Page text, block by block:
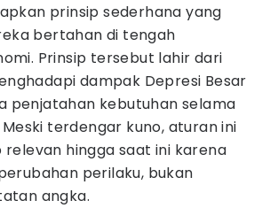
prinsip sederhana yang
bertahan di tengah
Prinsip tersebut lahir dari
dampak Depresi Besar
penjatahan kebutuhan selama
Meski terdengar kuno, aturan ini
relevan hingga saat ini karena
perilaku, bukan
angka.